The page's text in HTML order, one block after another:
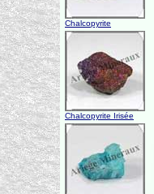
Chalcopyrite
Chalcopyrite Irisée